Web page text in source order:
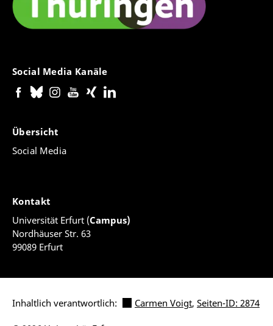
Social Media Kanäle
Übersicht
Social Media
Kontakt
Universität Erfurt (Campus)
Nordhäuser Str. 63
99089 Erfurt
Inhaltlich verantwortlich: Carmen Voigt, Seiten-ID: 2874